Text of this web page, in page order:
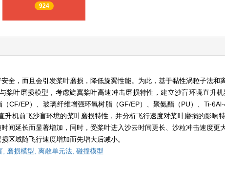
924
全，而且会引发桨叶磨损，降低旋翼性能。为此，基于黏性涡粒子法和
桨叶磨损模型，考虑旋翼桨叶高速冲击磨损特性，建立沙盲环境直升
CF/EP）、玻璃纤维增强环氧树脂（GF/EP）、聚氨酯（PU）、Ti-
升机前飞沙盲环境的桨叶磨损特性，并分析飞行速度对桨叶磨损的影响
间延长而显著增加，同时，受桨叶进入沙云时间更长、沙粒冲击速度更
区域随飞行速度增加而先增大后减小。
, 磨损模型, 离散单元法, 碰撞模型